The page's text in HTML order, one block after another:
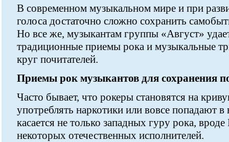
В современном музыкальном мире и при
голоса достаточно сложно сохранить
Но все же, музыкантам группы «Август»
традиционные приемы рока и музыкальные
круг почитателей.
Приемы рок музыкантов для сохранения
Часто бывает, что рокеры становятся на
употреблять наркотики или вовсе попадают
касается не только западных гуру рока,
некоторых отечественных исполнителей.